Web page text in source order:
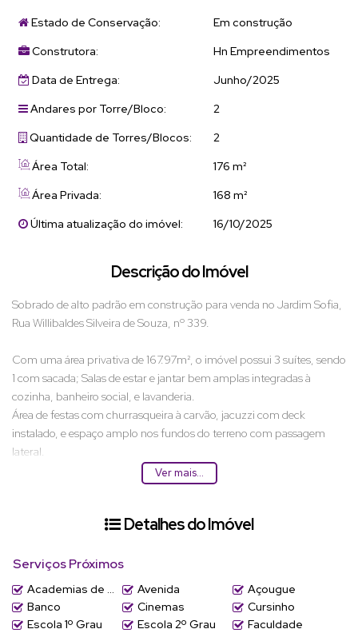
Estado de Conservação:
Em construção
Construtora:
Hn Empreendimentos
Data de Entrega:
Junho/2025
Andares por Torre/Bloco:
2
Quantidade de Torres/Blocos:
2
Área Total:
176 m²
Área Privada:
168 m²
Última atualização do imóvel:
16/10/2025
Descrição do Imóvel
Sobrado de alto padrão em construção para venda no Jardim Sofia,
Rua Willibaldes Silveira de Souza, nº 339.
Com uma área privativa de 167.97m², o imóvel possui 3 suítes, sendo
1 com sacada; Salas de estar e jantar bem amplas integradas à
cozinha, banheiro social, e lavanderia.
Área de festas com churrasqueira à carvão, jacuzzi com deck
instalado, e espaço amplo nos fundos do terreno com passagem
lateral.
2 vagas de garagem cobertas lado a lado.
Acabamento de alto padrão com infra para split, aquecimento de
brancas laqueadas com borracha de vedação, rebaixo em gesso e
textura na área externa.
Ver mais...
Detalhes do Imóvel
Serviços Próximos
Academias de ginástica Avenida
Açougue
Banco
Cinemas
Cursinho
Escola 1º Grau
Escola 2º Grau
Faculdade